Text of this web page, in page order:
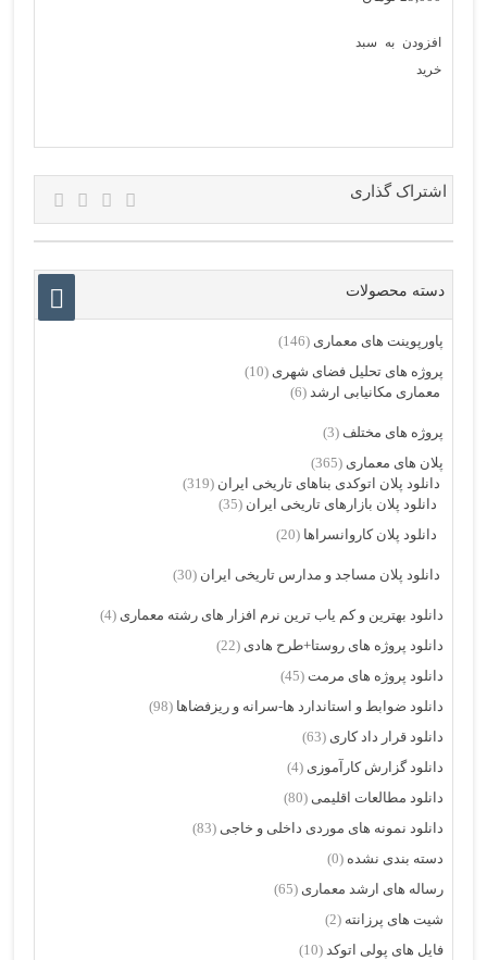
افزودن به سبد
خرید
اشتراک گذاری
دسته محصولات
پاورپوینت های معماری (146)
پروژه های تحلیل فضای شهری (10)
معماری مکانیابی ارشد (6)
پروژه های مختلف (3)
پلان های معماری (365)
دانلود پلان اتوکدی بناهای تاریخی ایران (319)
دانلود پلان بازارهای تاریخی ایران (35)
دانلود پلان کاروانسراها (20)
دانلود پلان مساجد و مدارس تاریخی ایران (30)
دانلود بهترین و کم یاب ترین نرم افزار های رشته معماری (4)
دانلود پروژه های روستا+طرح هادی (22)
دانلود پروژه های مرمت (45)
دانلود ضوابط و استاندارد ها-سرانه و ریزفضاها (98)
دانلود قرار داد کاری (63)
دانلود گزارش کارآموزی (4)
دانلود مطالعات اقلیمی (80)
دانلود نمونه های موردی داخلی و خاجی (83)
دسته بندی نشده (0)
رساله های ارشد معماری (65)
شیت های پرزانته (2)
فایل های پولی اتوکد (10)